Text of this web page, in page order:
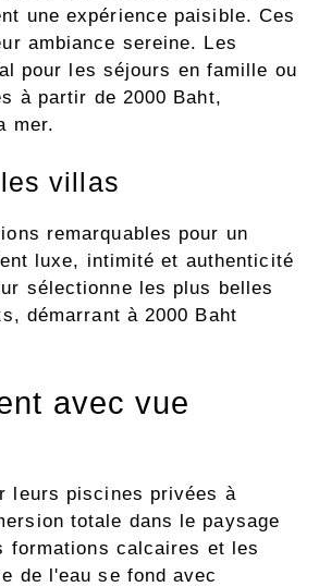
une expérience paisible. Ces
ambiance sereine. Les
pour les séjours en famille ou
à partir de 2000 Baht,
mer.
villas
remarquables pour un
luxe, intimité et authenticité
sélectionne les plus belles
démarrant à 2000 Baht
avec vue
leurs piscines privées à
totale dans le paysage
formations calcaires et les
de l'eau se fond avec